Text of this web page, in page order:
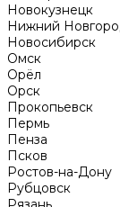
Новокузнецк
Нижний
Новосибирск
Омск
Орёл
Орск
Прокопьевск
Пермь
Пенза
Псков
Ростов-на-Дону
Рубцовск